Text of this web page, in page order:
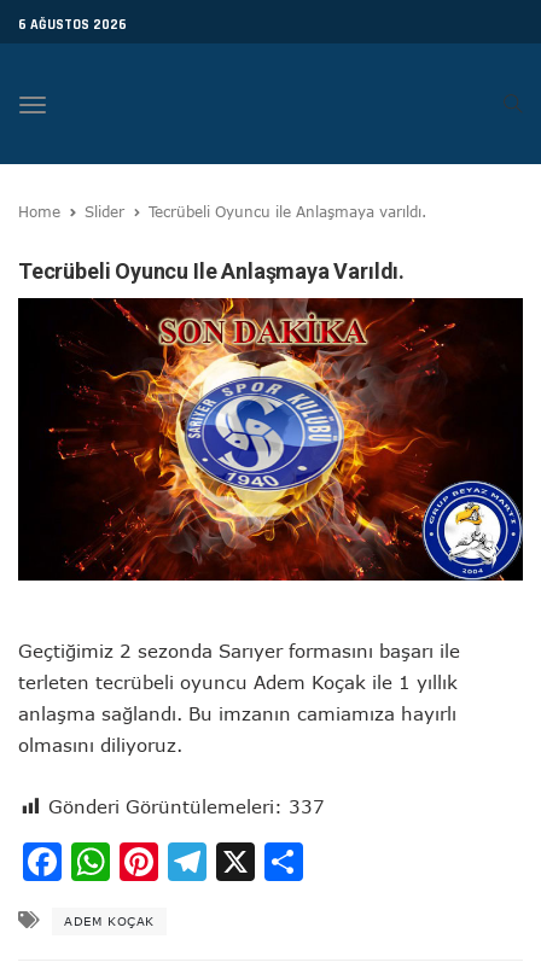
6 AĞUSTOS 2026
Toggle
Home Slider Tecrübeli Oyuncu ile Anlaşmaya varıldı.
Tecrübeli Oyuncu Ile Anlaşmaya Varıldı.
Geçtiğimiz 2 sezonda Sarıyer formasını başarı ile
terleten tecrübeli oyuncu Adem Koçak ile 1 yıllık
anlaşma sağlandı. Bu imzanın camiamıza hayırlı
olmasını diliyoruz.
Gönderi Görüntülemeleri: 337
Facebook
WhatsApp
Pinterest
Telegram
X
ADEM KOÇAK